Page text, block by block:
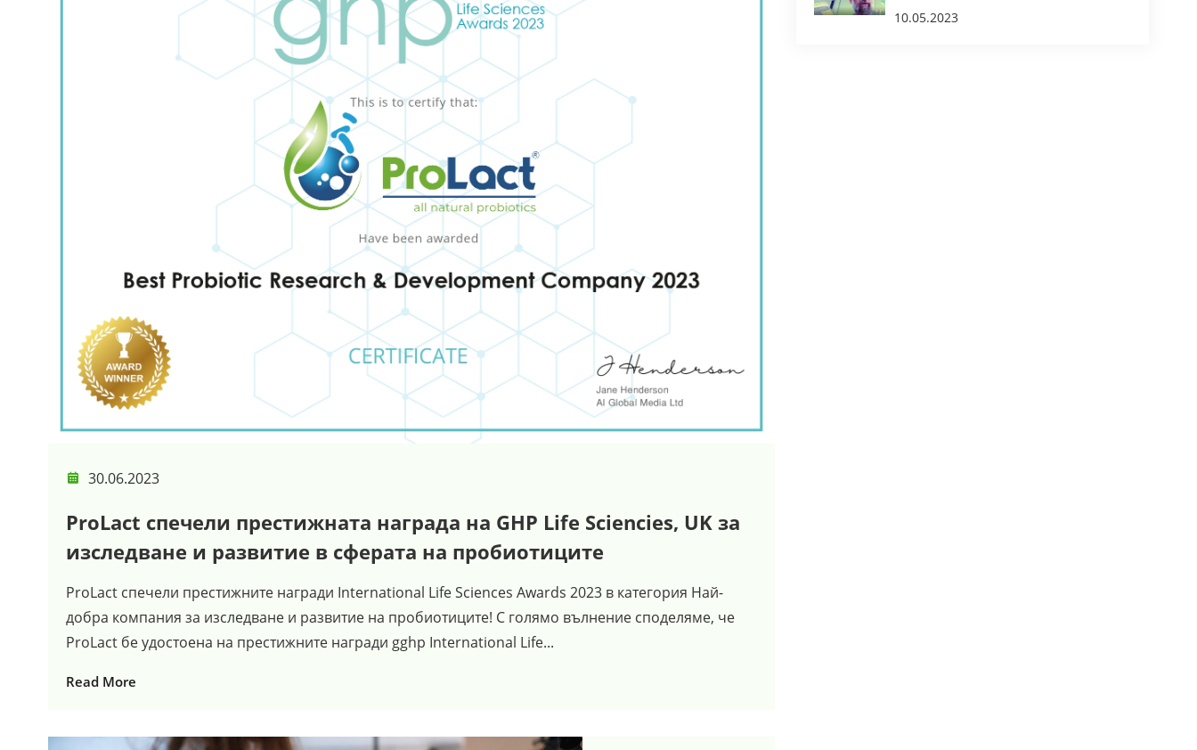
30.06.2023
ProLact спечели престижната награда на GHP Life Sciencies, UK за
изследване и развитие в сферата на пробиотиците
ProLact спечели престижните награди International Life Sciences Awards 2023 в категория Най-
добра компания за изследване и развитие на пробиотиците! С голямо вълнение споделяме, че
ProLact бе удостоена на престижните награди gghp International Life...
Read More
10.05.2023